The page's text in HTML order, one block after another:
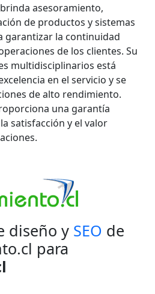
asesoramiento,
de productos y sistemas
garantizar la continuidad
de los clientes. Su
multidisciplinarios está
en el servicio y se
de alto rendimiento.
una garantía
satisfacción y el valor
diseño y SEO de
para